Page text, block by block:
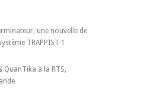
une nouvelle de
TRAPPIST-1
QuanTika à la RTS,